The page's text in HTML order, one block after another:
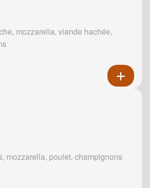
mozzarella, viande hachée,
mozzarella, poulet, champignons